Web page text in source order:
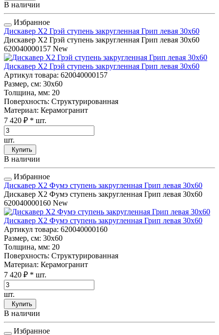
В наличии
Избранное
Дискавер Х2 Грэй ступень закругленная Грип левая 30x60
Дискавер Х2 Грэй ступень закругленная Грип левая 30x60
620040000157 New
Дискавер Х2 Грэй ступень закругленная Грип левая 30x60
Артикул товара: 620040000157
Размер, см: 30x60
Толщина, мм: 20
Поверхность: Структурированная
Материал: Керамогранит
7 420 ₽ * шт.
шт.
Купить
В наличии
Избранное
Дискавер Х2 Фумэ ступень закругленная Грип левая 30x60
Дискавер Х2 Фумэ ступень закругленная Грип левая 30x60
620040000160 New
Дискавер Х2 Фумэ ступень закругленная Грип левая 30x60
Артикул товара: 620040000160
Размер, см: 30x60
Толщина, мм: 20
Поверхность: Структурированная
Материал: Керамогранит
7 420 ₽ * шт.
шт.
Купить
В наличии
Избранное